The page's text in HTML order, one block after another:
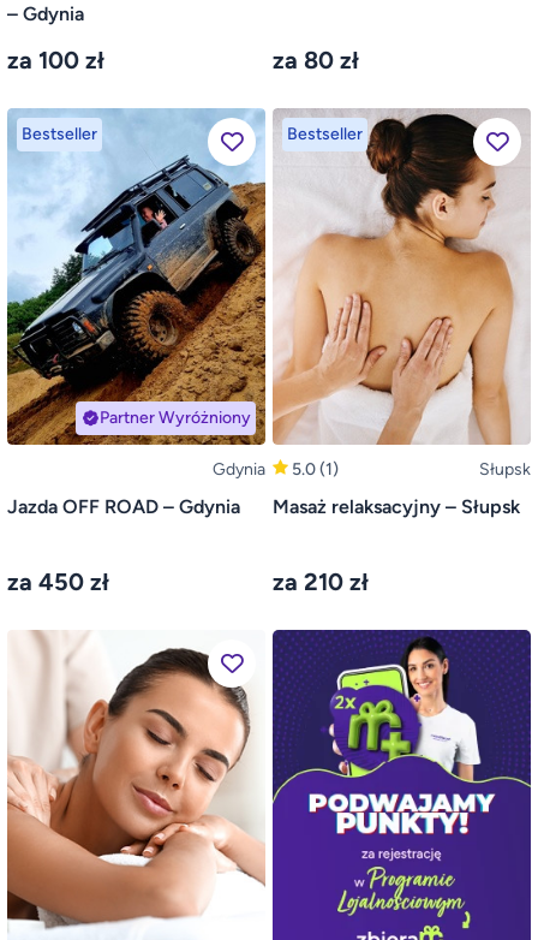
– Gdynia
za 100 zł za 80 zł
Bestseller
Partner Wyróżniony
Gdynia
Jazda OFF ROAD – Gdynia
za 450 zł
Bestseller
5.0(1) Słupsk
Masaż relaksacyjny – Słupsk
za 210 zł